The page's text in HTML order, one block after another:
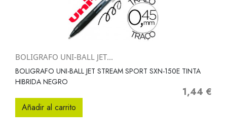
BOLIGRAFO UNI-BALL JET...
BOLIGRAFO UNI-BALL JET STREAM SPORT SXN-150E TINTA
HIBRIDA NEGRO
Precio
1,44 €
Añadir al carrito